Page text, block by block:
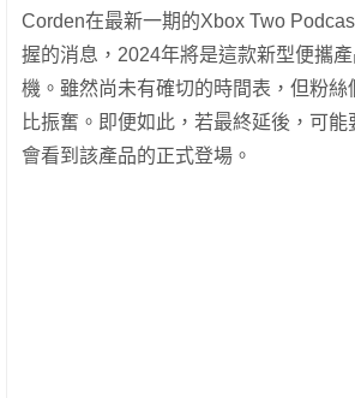
Corden在最新一期的Xbox Two
握的消息，2024年將是這款新型便攜
機。雖然尚未有確切的時間表，但粉絲
比振奮。即便如此，若最終延後，可
會看到該產品的正式登場。